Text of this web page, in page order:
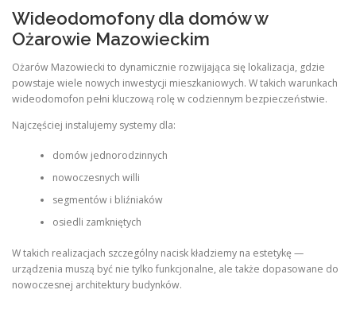
Wideodomofony dla domów w
Ożarowie Mazowieckim
Ożarów Mazowiecki to dynamicznie rozwijająca się lokalizacja, gdzie
powstaje wiele nowych inwestycji mieszkaniowych. W takich warunkach
wideodomofon pełni kluczową rolę w codziennym bezpieczeństwie.
Najczęściej instalujemy systemy dla:
domów jednorodzinnych
nowoczesnych willi
segmentów i bliźniaków
osiedli zamkniętych
W takich realizacjach szczególny nacisk kładziemy na estetykę —
urządzenia muszą być nie tylko funkcjonalne, ale także dopasowane do
nowoczesnej architektury budynków.